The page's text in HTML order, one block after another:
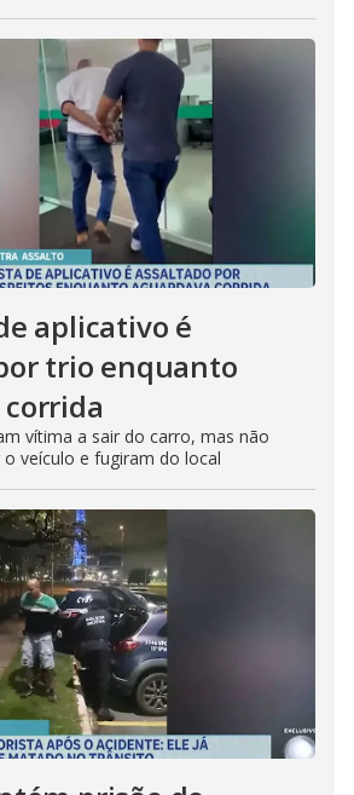
aplicativo é
trio enquanto
vítima a sair do carro, mas não
veículo e fugiram do local